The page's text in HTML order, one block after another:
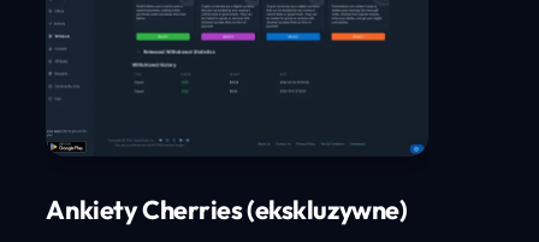
Ankiety Cherries (ekskluzywne)